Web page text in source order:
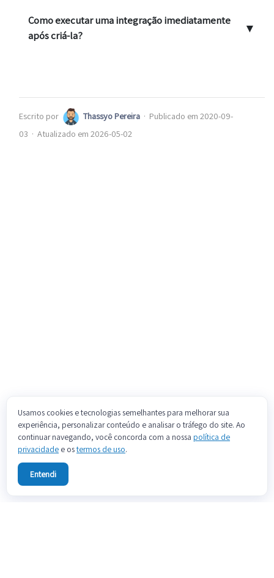
Como executar uma integração imediatamente
após criá-la?
▼
Escrito por Thassyo Pereira · Publicado em 2020-09-
03 · Atualizado em 2026-05-02
Usamos cookies e tecnologias semelhantes para melhorar sua
experiência, personalizar conteúdo e analisar o tráfego do site. Ao
continuar navegando, você concorda com a nossa política de
privacidade e ostermos de uso.
Entendi